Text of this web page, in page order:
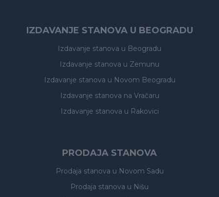
IZDAVANJE STANOVA U BEOGRADU
Izdavanje stanova u Beogradu
Izdavanje stanova u Zemunu
Izdavanje stanova u Novom Beogradu
Izdavanje stanova na Vračaru
Izdavanje stanova u Rakovici
PRODAJA STANOVA
Prodaja stanova u Novom Sadu
Prodaja stanova u Nišu